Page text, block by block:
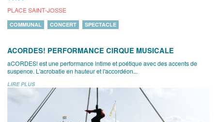
PLACE SAINT-JOSSE
COMMUNAL CONCERT SPECTACLE
ACORDES! PERFORMANCE CIRQUE MUSICALE
aCORDES! est une performance intime et poétique avec des accents de
suspence. L'acrobatie en hauteur et l'accordéon...
LIRE PLUS